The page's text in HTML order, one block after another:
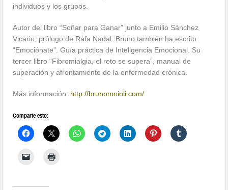
individuos y los grupos.
Autor del libro “Soñar para Ganar” junto a Emilio Sánchez
Vicario, prólogo de Rafa Nadal. Bruno también ha escrito
“Emociónate”. Guía práctica de Inteligencia Emocional. Su
tercer libro “Fibromialgia, el reto se supera”, manual de
superación y afrontamiento de la enfermedad crónica.
Más información: http://brunomoioli.com/
Comparte esto: